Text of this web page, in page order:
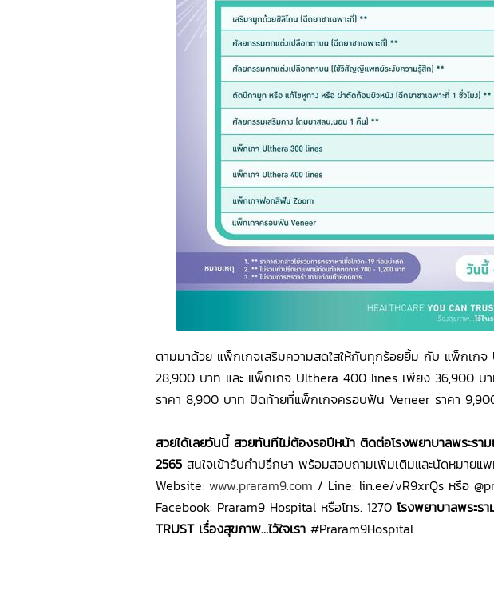
ตามมาด้วย แพ็กเกจเสริมความสดใสให้กับทุกร้อยยิ้ม กับ แพ็กเก
28,900 บาท และ แพ็กเกจ Ulthera 400 lines เพียง 36,900
ราคา 8,900 บาท ปิดท้ายที่แพ็กเกจครอบฟัน Veneer ราคา
สวยได้เลยวันนี้ สวยทันทีไม่ต้องรอปีหน้า ติดต่อโรงพยาบาลพระร
2565 สนใจเข้ารับคำปรึกษา พร้อมสอบถามเพิ่มเติมและนัดหมายแ
Website: www.praram9.com / Line: lin.ee/vR9xrQs หรือ
Facebook: Praram9 Hospital หรือโทร. 1270 โรงพยาบาลพระร
TRUST เรื่องสุขภาพ…ไว้ใจเรา #Praram9Hospital